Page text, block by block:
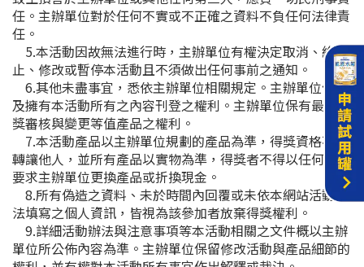
任。主辦單位對於任何不實或不正確之資料不負任何法律責
任。
5.本活動因故無法進行時，主辦單位有權決定取消、終
止、修改或暫停本活動且不須做出任何事前之通知。
6.其他未盡事宜，悉依主辦單位相關規定。主辦單位保留
及擁有本活動所有之內容刊登之權利。主辦單位保有最後得
獎審核與變更等值產品之權利。
7.本活動產品以主辦單位規劃的產品為準，得獎資格不得
轉讓他人，並所有產品以實物為準，得獎者不得以任何理由
要求主辦單位更換產品或折換現金。
8.所有偽造之資料、未於時間內回覆或未依本網站活動辦
法填寫之個人資訊，皆視為該參加者放棄得獎權利。
9.詳細活動辦法與注意事項等本活動相關之文件概以主辦
單位所公佈內容為準。主辦單位保留修改活動與產品細節的